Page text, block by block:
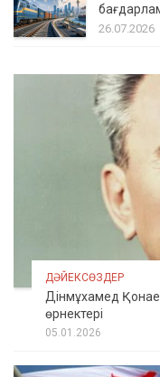
26.07.2026
ДӘЙЕКСӨЗДЕР
Дінмұхамед
өрнектері
05.01.2026